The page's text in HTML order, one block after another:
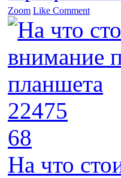
Zoom Like Comment
22475
68
На что